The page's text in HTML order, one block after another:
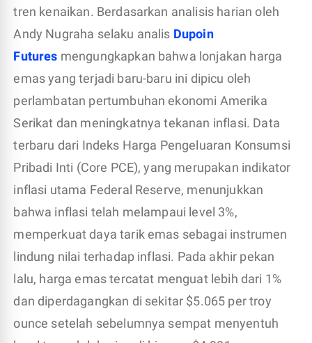
tren kenaikan. Berdasarkan analisis harian oleh
Andy Nugraha selaku analis Dupoin
Futures mengungkapkan bahwa lonjakan harga
emas yang terjadi baru-baru ini dipicu oleh
perlambatan pertumbuhan ekonomi Amerika
Serikat dan meningkatnya tekanan inflasi. Data
terbaru dari Indeks Harga Pengeluaran Konsumsi
Pribadi Inti (Core PCE), yang merupakan indikator
inflasi utama Federal Reserve, menunjukkan
bahwa inflasi telah melampaui level 3%,
memperkuat daya tarik emas sebagai instrumen
lindung nilai terhadap inflasi. Pada akhir pekan
lalu, harga emas tercatat menguat lebih dari 1%
dan diperdagangkan di sekitar $5.065 per troy
ounce setelah sebelumnya sempat menyentuh